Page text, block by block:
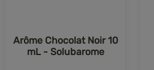
Arôme Chocolat Noir 10
mL - Solubarome